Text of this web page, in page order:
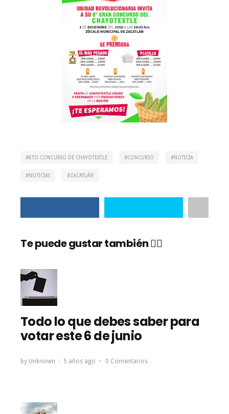
6TO CONCURSO DE CHAYOTEXTLE CONCURSO NOTICIA
NOTICIAS ZACATLÁN
Te puede gustar también 👇🏼
Todo lo que debes saber para
votar este 6 de junio
by Unknown 5 años ago 0 Comentarios